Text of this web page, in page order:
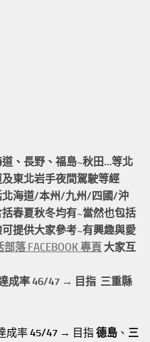
、長野、福島~秋田…等北
及東北岩手夜間駕駛等經
北海道/本州/九州/四國/沖
括春夏秋冬均有~當然也包括
提供大家參考~有興趣與愛
落 FACEBOOK 專頁 大家互
成率 46/47 → 目指 三重縣
成率45/47 → 目指德島 、 三